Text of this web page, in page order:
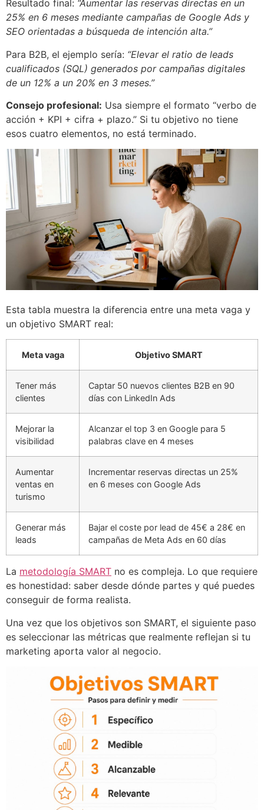
Resultado final: “Aumentar las reservas directas en un
25% en 6 meses mediante campañas de Google Ads y
SEO orientadas a búsqueda de intención alta.”
Para B2B, el ejemplo sería: “Elevar el ratio de leads
cualificados (SQL) generados por campañas digitales
de un 12% a un 20% en 3 meses.”
Consejo profesional: Usa siempre el formato “verbo de
acción + KPI + cifra + plazo.” Si tu objetivo no tiene
esos cuatro elementos, no está terminado.
Esta tabla muestra la diferencia entre una meta vaga y
un objetivo SMART real:
Meta vaga Objetivo SMART
Tener más
clientes
Captar 50 nuevos clientes B2B en 90
días con LinkedIn Ads
Mejorar la
visibilidad
Alcanzar el top 3 en Google para 5
palabras clave en 4 meses
Aumentar
ventas en
turismo
Incrementar reservas directas un 25%
en 6 meses con Google Ads
Generar más
leads
Bajar el coste por lead de 45€ a 28€ en
campañas de Meta Ads en 60 días
La metodología SMART no es compleja. Lo que requiere
es honestidad: saber desde dónde partes y qué puedes
conseguir de forma realista.
Una vez que los objetivos son SMART, el siguiente paso
es seleccionar las métricas que realmente reflejan si tu
marketing aporta valor al negocio.